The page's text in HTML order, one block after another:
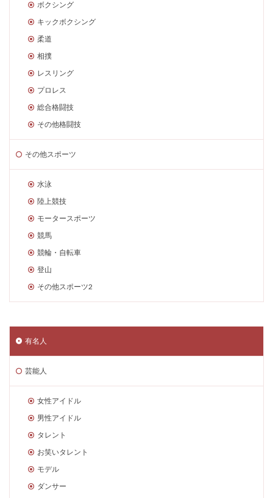
ボクシング
キックボクシング
柔道
相撲
レスリング
プロレス
総合格闘技
その他格闘技
その他スポーツ
水泳
陸上競技
モータースポーツ
競馬
競輪・自転車
登山
その他スポーツ2
有名人
芸能人
女性アイドル
男性アイドル
タレント
お笑いタレント
モデル
ダンサー